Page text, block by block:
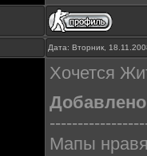
Дата: Вторник,
Хочется
Добавлено
Мапы